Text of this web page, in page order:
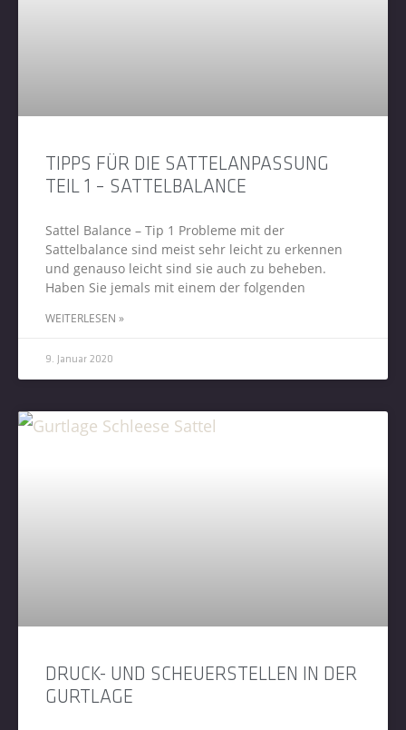
TIPPS FÜR DIE SATTELANPASSUNG
TEIL 1 – SATTELBALANCE
Sattel Balance – Tip 1 Probleme mit der
Sattelbalance sind meist sehr leicht zu erkennen
und genauso leicht sind sie auch zu beheben.
Haben Sie jemals mit einem der folgenden
WEITERLESEN »
9. Januar 2020
DRUCK- UND SCHEUERSTELLEN IN DER
GURTLAGE